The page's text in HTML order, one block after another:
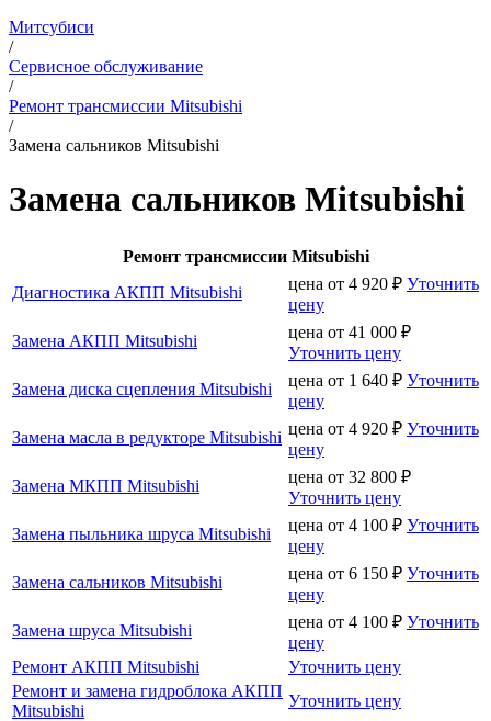
Митсубиси
/
Сервисное обслуживание
/
Ремонт трансмиссии Mitsubishi
/
Замена сальников Mitsubishi
Замена сальников Mitsubishi
Ремонт трансмиссии Mitsubishi
Диагностика АКПП Mitsubishi
цена от 4 920 ₽ Уточнить
цену
Замена АКПП Mitsubishi
цена от 41 000 ₽
Уточнить цену
Замена диска сцепления Mitsubishi
цена от 1 640 ₽ Уточнить
цену
Замена масла в редукторе Mitsubishi цена от 4 920 ₽ Уточнить
цену
Замена МКПП Mitsubishi
цена от 32 800 ₽
Уточнить цену
Замена пыльника шруса Mitsubishi
цена от 4 100 ₽ Уточнить
цену
Замена сальников Mitsubishi
цена от 6 150 ₽ Уточнить
цену
Замена шруса Mitsubishi
цена от 4 100 ₽ Уточнить
цену
Ремонт АКПП Mitsubishi
Уточнить цену
Ремонт и замена гидроблока АКПП
Mitsubishi
Уточнить цену